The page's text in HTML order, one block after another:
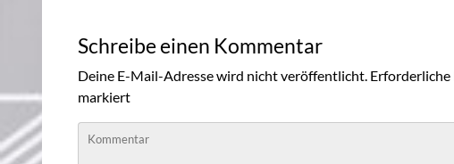
Schreibe einen Kommentar
Deine E-Mail-Adresse wird nicht veröffentlicht. Erforderliche
markiert